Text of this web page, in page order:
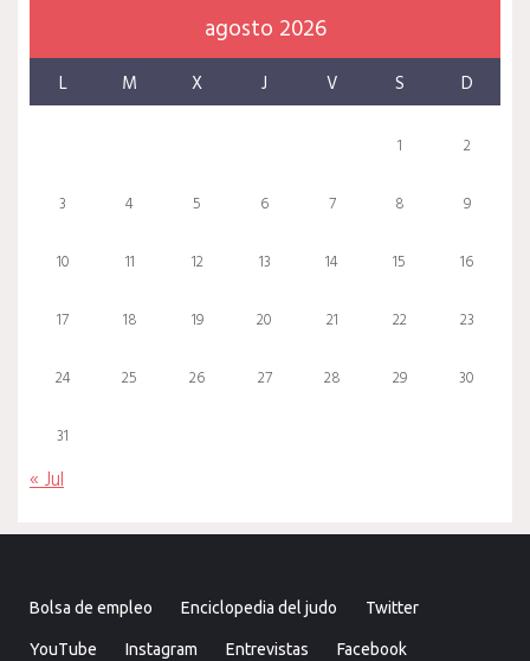
agosto 2026
L M X J V S D
1 2
3 4 5 6 7 8 9
10 11 12 13 14 15 16
17 18 19 20 21 22 23
24 25 26 27 28 29 30
31
« Jul
Bolsa de empleo Enciclopedia del judo Twitter
YouTube Instagram Entrevistas Facebook